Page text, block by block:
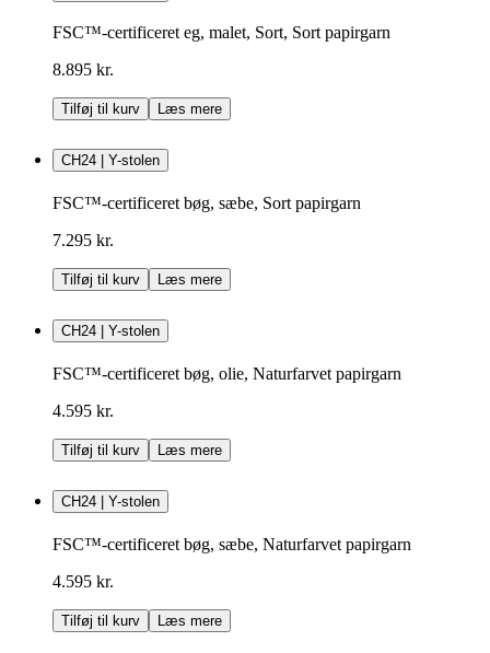
FSC™-certificeret eg, malet, Sort, Sort papirgarn
8.895 kr.
Tilføj til kurv Læs mere
CH24 | Y-stolen
FSC™-certificeret bøg, sæbe, Sort papirgarn
7.295 kr.
Tilføj til kurv Læs mere
CH24 | Y-stolen
FSC™-certificeret bøg, olie, Naturfarvet papirgarn
4.595 kr.
Tilføj til kurv Læs mere
CH24 | Y-stolen
FSC™-certificeret bøg, sæbe, Naturfarvet papirgarn
4.595 kr.
Tilføj til kurv Læs mere